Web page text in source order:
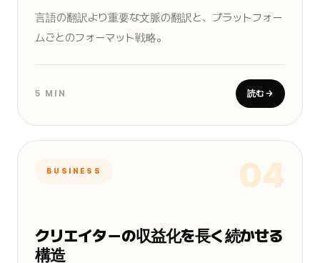
言語の翻訳より重要な文脈の翻訳と、プラットフォー
ムごとのフォーマット戦略。
5 MIN 読む →
BUSINESS 04
クリエイターの収益化を長く続かせる
構造